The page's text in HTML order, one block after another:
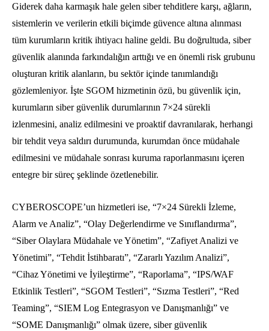
Giderek daha karmaşık hale gelen siber tehditlere karşı, ağların,
sistemlerin ve verilerin etkili biçimde güvence altına alınması
tüm kurumların kritik ihtiyacı haline geldi. Bu doğrultuda, siber
güvenlik alanında farkındalığın arttığı ve en önemli risk grubunu
oluşturan kritik alanların, bu sektör içinde tanımlandığı
gözlemleniyor. İşte SGOM hizmetinin özü, bu güvenlik için,
kurumların siber güvenlik durumlarının 7×24 sürekli
izlenmesini, analiz edilmesini ve proaktif davranılarak, herhangi
bir tehdit veya saldırı durumunda, kurumdan önce müdahale
edilmesini ve müdahale sonrası kuruma raporlanmasını içeren
entegre bir süreç şeklinde özetlenebilir.
CYBEROSCOPE’un hizmetleri ise, “7×24 Sürekli İzleme,
Alarm ve Analiz”, “Olay Değerlendirme ve Sınıflandırma”,
“Siber Olaylara Müdahale ve Yönetim”, “Zafiyet Analizi ve
Yönetimi”, “Tehdit İstihbaratı”, “Zararlı Yazılım Analizi”,
“Cihaz Yönetimi ve İyileştirme”, “Raporlama”, “IPS/WAF
Etkinlik Testleri”, “SGOM Testleri”, “Sızma Testleri”, “Red
Teaming”, “SIEM Log Entegrasyon ve Danışmanlığı” ve
“SOME Danışmanlığı” olmak üzere, siber güvenlik